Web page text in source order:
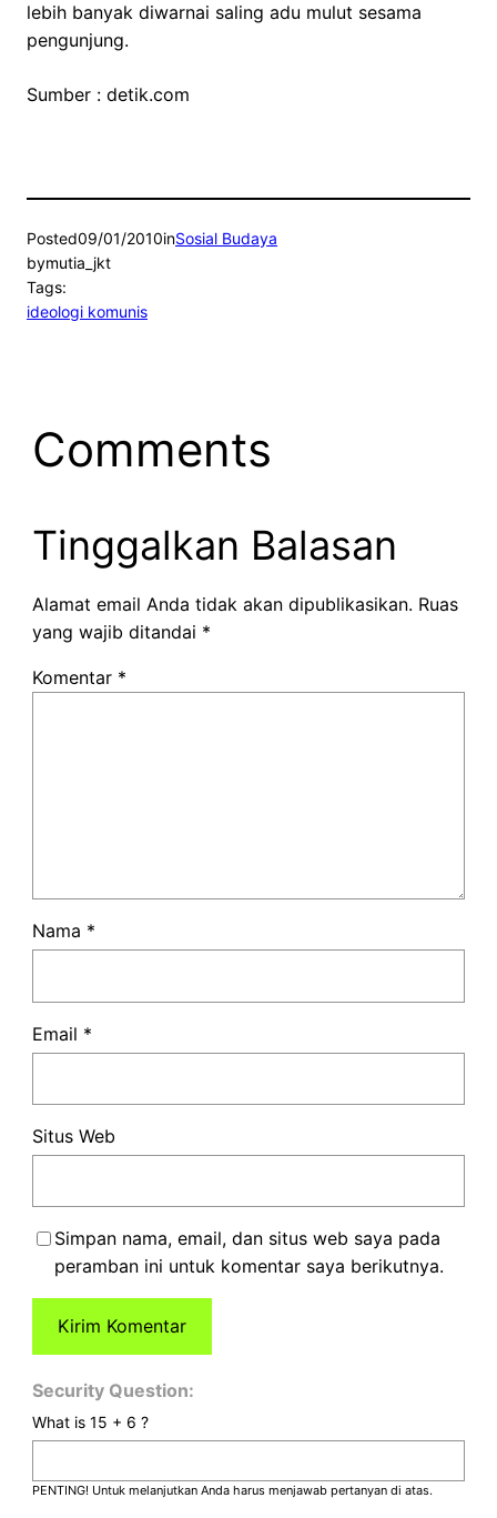
lebih banyak diwarnai saling adu mulut sesama
pengunjung.
Sumber : detik.com
Posted09/01/2010inSosial Budaya
bymutia_jkt
Tags:
ideologi komunis
Comments
Tinggalkan Balasan
Alamat email Anda tidak akan dipublikasikan. Ruas
yang wajib ditandai *
Komentar *
Nama *
Email *
Situs Web
Simpan nama, email, dan situs web saya pada
peramban ini untuk komentar saya berikutnya.
Security Question:
What is 15 + 6 ?
PENTING! Untuk melanjutkan Anda harus menjawab pertanyan di atas.